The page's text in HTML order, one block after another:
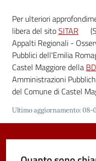
Menu selezionato
Albo
pretorio
Tutti
gli
argomenti...
Seguici
Per ulteriori
libera del sitoSITAR
Appalti Regionali -
Pubblici dell'Emilia
Castel Maggiore della
Amministrazioni
del Comune di Castel
Ultimo aggiornamento:08-